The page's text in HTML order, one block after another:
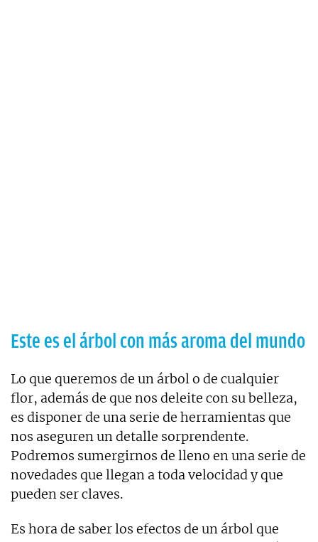
Este es el árbol con más aroma del mundo
Lo que queremos de un árbol o de cualquier
flor, además de que nos deleite con su belleza,
es disponer de una serie de herramientas que
nos aseguren un detalle sorprendente.
Podremos sumergirnos de lleno en una serie de
novedades que llegan a toda velocidad y que
pueden ser claves.
Es hora de saber los efectos de un árbol que